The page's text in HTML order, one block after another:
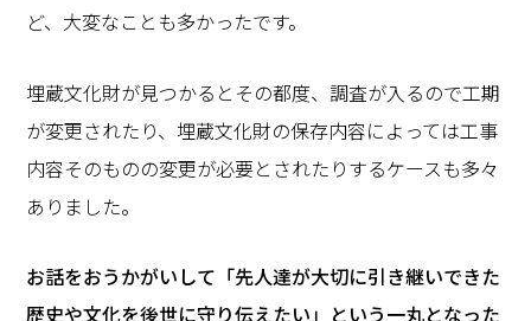
ど、大変なことも多かったです。
埋蔵文化財が見つかるとその都度、調査が入るので工期
が変更されたり、埋蔵文化財の保存内容によっては工事
内容そのものの変更が必要とされたりするケースも多々
ありました。
―――お話をおうかがいして「先人達が大切に引き継いできた
歴史や文化を後世に守り伝えたい」という一丸となった